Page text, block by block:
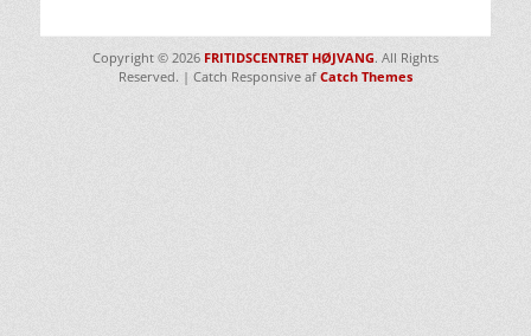
Copyright © 2026 FRITIDSCENTRET HØJVANG. All Rights
Reserved. | Catch Responsive af Catch Themes